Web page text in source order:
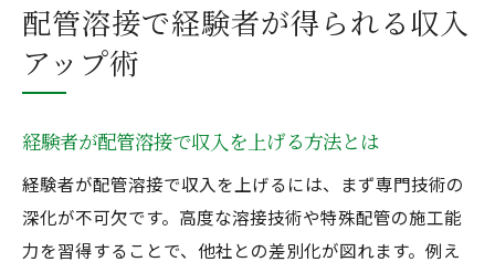
配管溶接で経験者が得られる収入
アップ術
経験者が配管溶接で収入を上げる方法とは
経験者が配管溶接で収入を上げるには、まず専門技術の
深化が不可欠です。高度な溶接技術や特殊配管の施工能
力を習得することで、他社との差別化が図れます。例え